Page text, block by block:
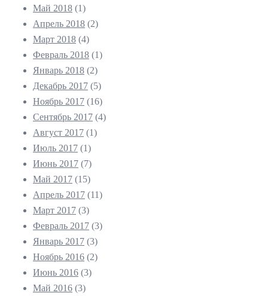
Май 2018 (1)
Апрель 2018 (2)
Март 2018 (4)
Февраль 2018 (1)
Январь 2018 (2)
Декабрь 2017 (5)
Ноябрь 2017 (16)
Сентябрь 2017 (4)
Август 2017 (1)
Июль 2017 (1)
Июнь 2017 (7)
Май 2017 (15)
Апрель 2017 (11)
Март 2017 (3)
Февраль 2017 (3)
Январь 2017 (3)
Ноябрь 2016 (2)
Июнь 2016 (3)
Май 2016 (3)